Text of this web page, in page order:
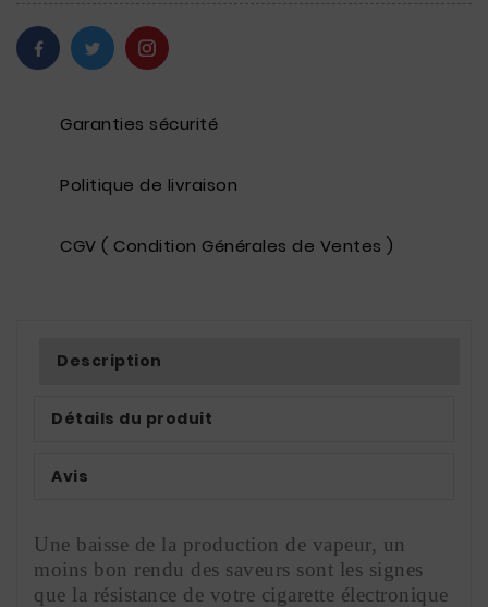
Garanties sécurité
Politique de livraison
CGV ( Condition Générales de Ventes )
Description
Détails du produit
Avis
Une baisse de la production de vapeur, un
moins bon rendu des saveurs sont les signes
que la résistance de votre cigarette électronique